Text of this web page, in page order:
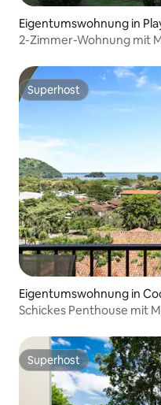
Eigentumswohnung in
2-Zimmer-Wohnung mit
Superhost
Superhost
Eigentumswohnung in
Schickes Penthouse mit
Superhost
Superhost